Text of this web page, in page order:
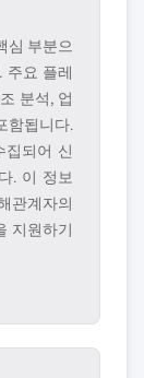
심 부분으
주요 플레
분석, 업
함됩니다.
집되어 신
. 이 정보
관계자의
지원하기